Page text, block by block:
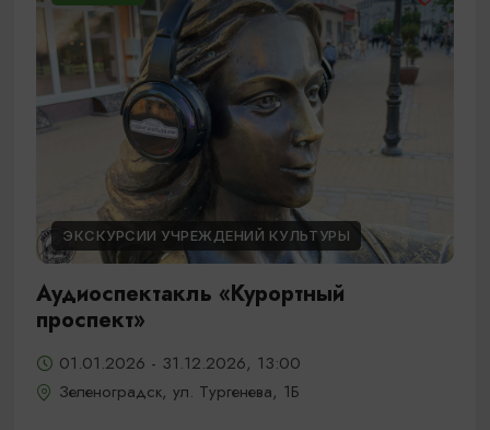
ЭКСКУРСИИ УЧРЕЖДЕНИЙ КУЛЬТУРЫ
Аудиоспектакль «Курортный
проспект»
01.01.2026 - 31.12.2026, 13:00
Зеленоградск, ул. Тургенева, 1Б